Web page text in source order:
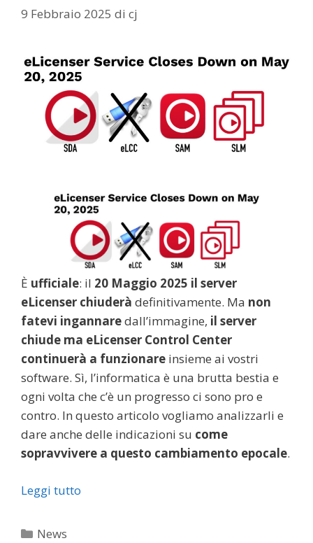
9 Febbraio 2025 di cj
È ufficiale: il 20 Maggio 2025 il server
eLicenser chiuderà definitivamente. Ma non
fatevi ingannaredall’immagine, il server
chiude ma eLicenser Control Center
continuerà a funzionare insieme ai vostri
software. Sì, l’informatica è una brutta bestia e
ogni volta che c’è un progresso ci sono pro e
contro. In questo articolo vogliamo analizzarli e
dare anche delle indicazioni su come
sopravvivere a questo cambiamento epocale.
Leggi tutto
Categorie
News